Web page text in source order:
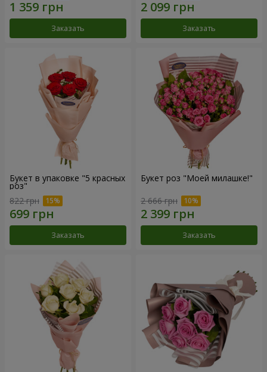
Заказать Заказать
Букет в упаковке "5 красных
роз"
822 грн
Заказать
Букет роз "Моей милашке!"
2 666 грн
Заказать